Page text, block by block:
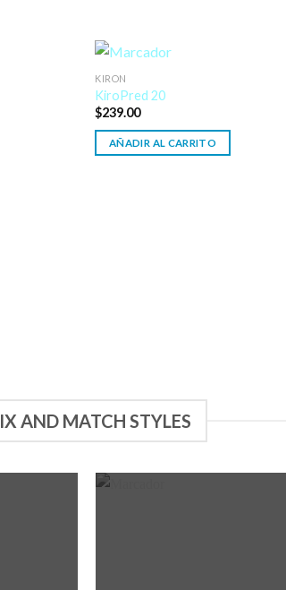
KIRON
KiroPred 20
$239.00
AÑADIR AL CARRITO
AND MATCH STYLES